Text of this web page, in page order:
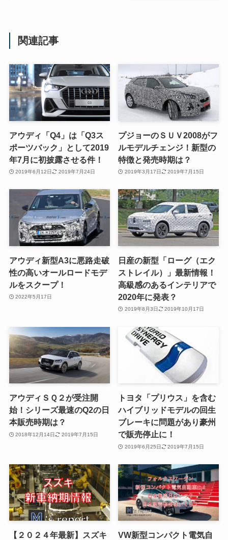
関連記事
アウディ「Q4」は「Q3ス
ポーツバック」として2019
年7月に初披露させる件！
2019年6月12日 2019年7月24日
プジョーのＳＵＶ2008がフ
ルモデルチェンジ！新型の
特徴と発売時期は？
2019年3月17日 2019年7月15日
アウディ新型A3に悪路走破
性の高いオールロードモデ
ルをスクープ！
2022年5月17日
日産の新型「ローグ（エク
ストレイル）」最新情報！
高級感のあるインテリアで
2020年に発表？
2019年8月3日 2019年10月17日
アウディＳＱ２が受注開
始！シリーズ最速のQ2の日
本販売時期は？
2018年12月14日 2019年7月15日
トヨタ「プリウス」を含む
ハイブリッドモデルの回生
ブレーキに問題があり豪州
で販売停止に！
2019年6月25日 2019年7月15日
【２０２４年最新】スズキ
VW新型コンパクト電気自